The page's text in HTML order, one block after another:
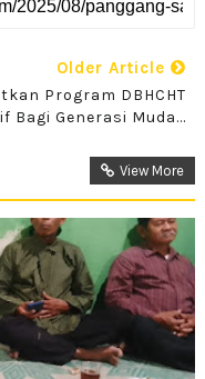
Older Article
Program DBHCHT
Generasi Muda...
View More